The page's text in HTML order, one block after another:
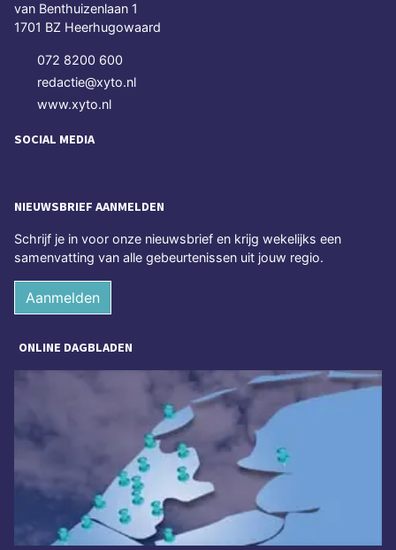
van Benthuizenlaan 1
1701 BZ Heerhugowaard
072 8200 600
redactie@xyto.nl
www.xyto.nl
SOCIAL MEDIA
NIEUWSBRIEF AANMELDEN
Schrijf je in voor onze nieuwsbrief en krijg wekelijks een
samenvatting van alle gebeurtenissen uit jouw regio.
Aanmelden
ONLINE DAGBLADEN